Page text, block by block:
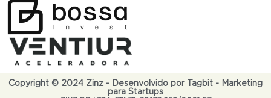
Copyright © 2024 Zinz - Desenvolvido por Tagbit - Marketing
para Startups